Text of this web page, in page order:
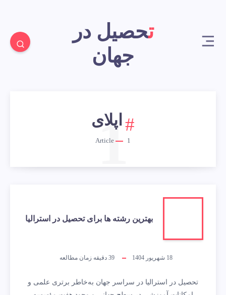
تحصیل در
جهان
اپلای
1
1
بهترین رشته ها برای تحصیل در استرالیا
18 شهریور 1404 39 دقیقه زمان مطالعه
تحصیل در استرالیا در سراسر جهان به‌خاطر برتری علمی و